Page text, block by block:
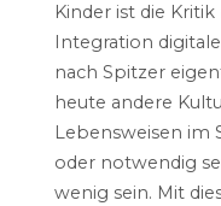
Kinder ist die
Integration
nach Spitzer
heute andere
Lebensweisen im
oder notwendig
wenig sein. Mit